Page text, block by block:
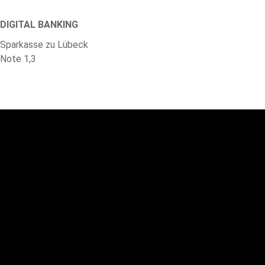
DIGITAL BANKING
Sparkasse zu Lübeck
Note 1,3